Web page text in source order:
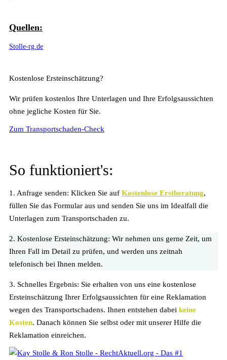
Quellen:
Stolle-rg.de
Kostenlose Ersteinschätzung?
Wir prüfen kostenlos Ihre Unterlagen und Ihre Erfolgsaussichten
ohne jegliche Kosten für Sie.
Zum Transportschaden-Check
So funktioniert's:
1. Anfrage senden: Klicken Sie auf Kostenlose Erstberatung,
füllen Sie das Formular aus und senden Sie uns im Idealfall die
Unterlagen zum Transportschaden zu.
2. Kostenlose Ersteinschätzung: Wir nehmen uns gerne Zeit, um
Ihren Fall im Detail zu prüfen, und werden uns zeitnah
telefonisch bei Ihnen melden.
3. Schnelles Ergebnis: Sie erhalten von uns eine kostenlose
Ersteinschätzung Ihrer Erfolgsaussichten für eine Reklamation
wegen des Transportschadens. Ihnen entstehen dabei keine
Kosten. Danach können Sie selbst oder mit unserer Hilfe die
Reklamation einreichen.